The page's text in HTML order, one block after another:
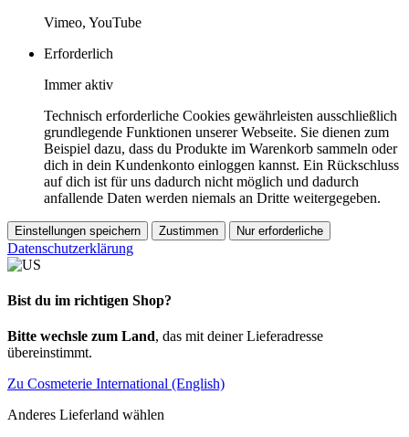
Vimeo, YouTube
Erforderlich
Immer aktiv
Technisch erforderliche Cookies gewährleisten ausschließlich
grundlegende Funktionen unserer Webseite. Sie dienen zum
Beispiel dazu, dass du Produkte im Warenkorb sammeln oder
dich in dein Kundenkonto einloggen kannst. Ein Rückschluss
auf dich ist für uns dadurch nicht möglich und dadurch
anfallende Daten werden niemals an Dritte weitergegeben.
Einstellungen speichern Zustimmen Nur erforderliche
Datenschutzerklärung
Bist du im richtigen Shop?
Bitte wechsle zum Land, das mit deiner Lieferadresse
übereinstimmt.
Zu Cosmeterie International (English)
Anderes Lieferland wählen